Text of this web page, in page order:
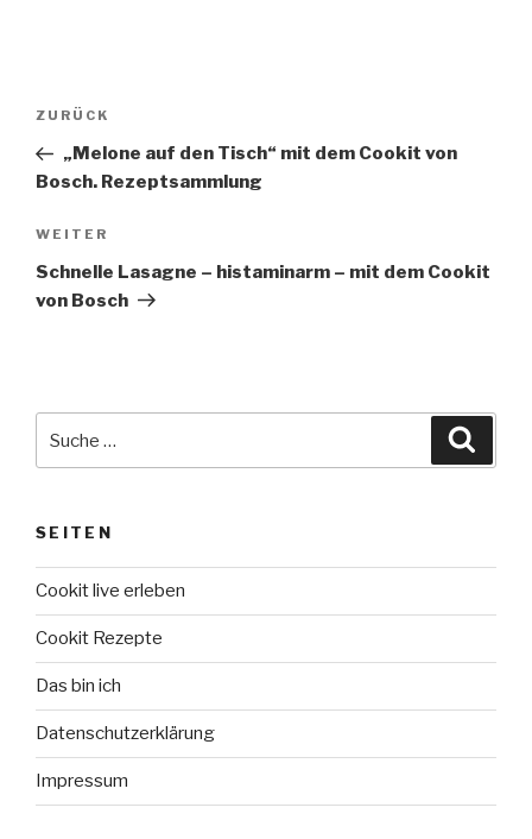
Beitragsnavigation
Vorheriger
Beitrag
ZURÜCK
„Melone auf den Tisch“ mit dem Cookit von
Bosch. Rezeptsammlung
Nächster
Beitrag
WEITER
Schnelle Lasagne – histaminarm – mit dem Cookit
von Bosch
SEITEN
Cookit live erleben
Cookit Rezepte
Das bin ich
Datenschutzerklärung
Impressum